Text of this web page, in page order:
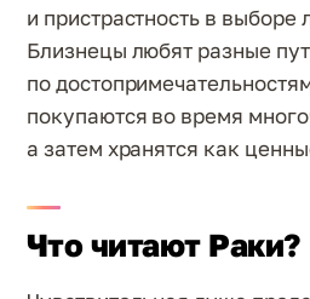
и пристрастность в выборе
Близнецы любят разные
по
покупаются во время
а затем хранятся как
Что читают Раки?